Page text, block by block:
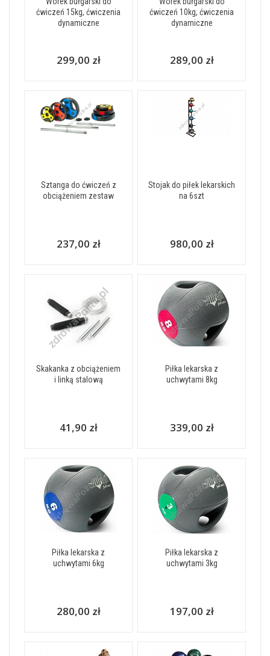
ćwiczeń 15kg, ćwiczenia
dynamiczne
299,00 zł
ćwiczeń 10kg, ćwiczenia
dynamiczne
289,00 zł
Sztanga do ćwiczeń z
obciążeniem zestaw
237,00 zł
Stojak do piłek lekarskich
na 6szt
980,00 zł
Skakanka z obciążeniem
i linką stalową
41,90 zł
Piłka lekarska z
uchwytami 8kg
339,00 zł
Piłka lekarska z
uchwytami 6kg
280,00 zł
Piłka lekarska z
uchwytami 3kg
197,00 zł